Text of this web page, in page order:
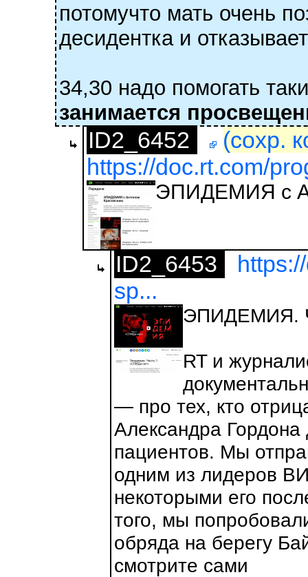
потомучто мать очень
десидентка и
34,30 надо помогать
занимается
ID2_6452
(сохр.
https://doc.rt.com/
ЭПИДЕМИЯ с
ID2_6453
sp...
ЭПИДЕМИЯ.
RT и
— про тех, кто
Александра
пациентов. Мы
одним из лидеров
некоторыми его
того, мы
обряда на берегу
смотрите сами